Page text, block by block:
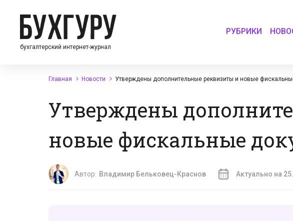
бухгалтерский интернет-журнал
РУБРИКИ
Главная Новости Утверждены дополнительные реквизиты и новые
Утверждены
новые фискальные
Автор: Владимир Бельковец-Краснов Актуально на